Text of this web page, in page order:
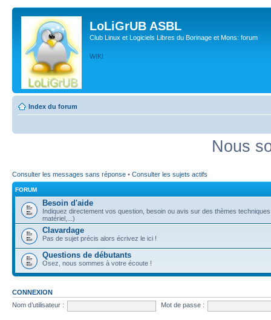
LoLiGrUB ASBL
Club Linux et Logiciels Libres du Borinage et Mons: forum
WIKI
Index du forum
Nous
Consulter les messages sans réponse • Consulter les sujets actifs
FORUM
Besoin d'aide
Indiquez directement vos question, besoin ou avis sur des thèmes
matériel,...)
Clavardage
Pas de sujet précis alors écrivez le ici !
Questions de débutants
Osez, nous sommes à votre écoute !
CONNEXION
Nom d’utilisateur :
Mot de passe :